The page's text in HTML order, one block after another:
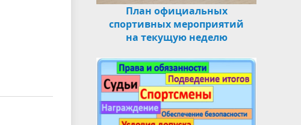
План официальных
спортивных мероприятий
на текущую неделю